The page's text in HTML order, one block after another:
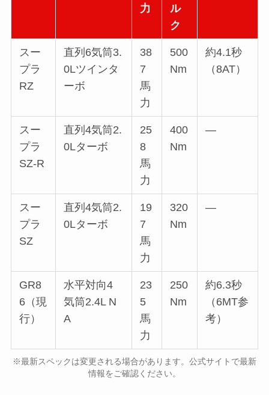
力
ル
ク
スー
プラ
RZ
直列6気筒3.
0Lツインタ
ーボ
38
7
馬
力
500
Nm
約4.1秒
（8AT）
スー
プラ
SZ-R
直列4気筒2.
0Lターボ
25
8
馬
力
400
Nm
—
スー
プラ
SZ
直列4気筒2.
0Lターボ
19
7
馬
力
320
Nm
—
GR8
6（現
行）
水平対向4
気筒2.4L N
A
23
5
馬
力
250
Nm
約6.3秒
（6MT参
考）
※最新スペックは変更される場合があります。公式サイトで最新
情報をご確認ください。